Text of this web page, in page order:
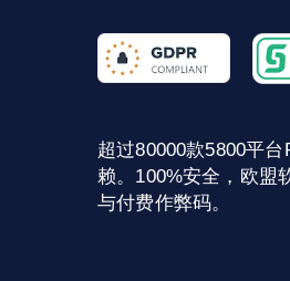
超过80000款5800平
赖。100%安全，欧
与付费作弊码。